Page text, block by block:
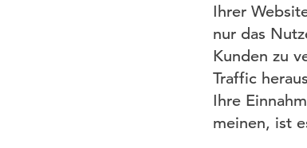
Ihrer
nur das
Kunden zu
Traffic
Ihre
meinen, ist